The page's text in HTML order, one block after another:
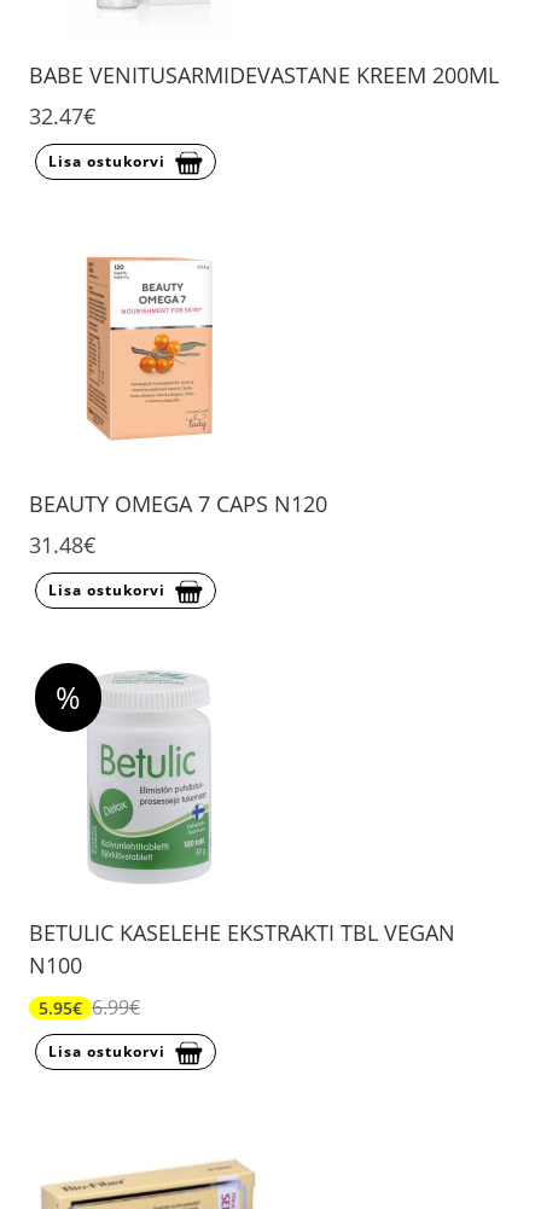
BABE VENITUSARMIDEVASTANE KREEM 200ML
32.47€
Lisa ostukorvi
BEAUTY OMEGA 7 CAPS N120
31.48€
Lisa ostukorvi
%
BETULIC KASELEHE EKSTRAKTI TBL VEGAN
N100
5.95€ 6.99€
Lisa ostukorvi